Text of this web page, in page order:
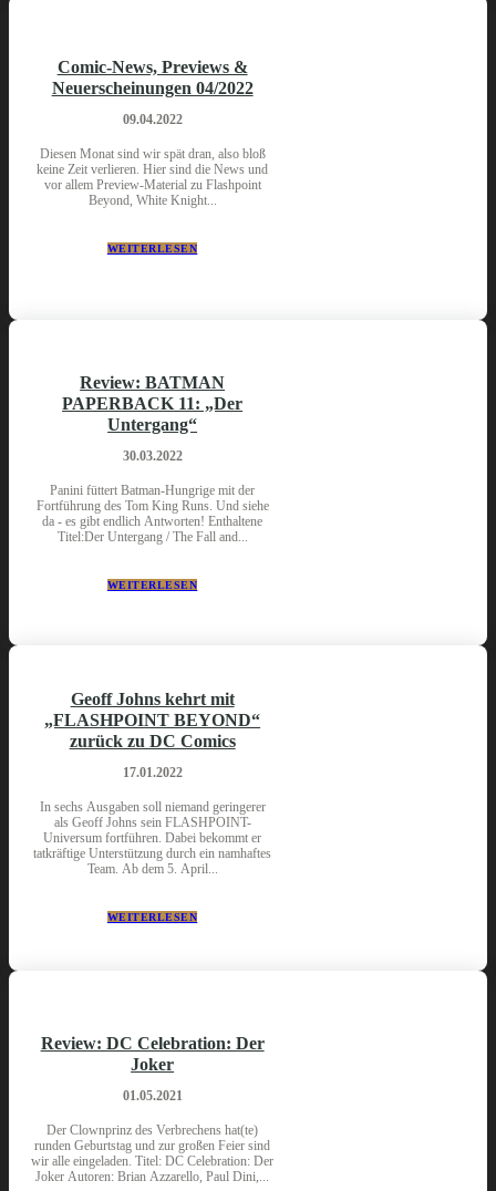
Comic-News, Previews &
Neuerscheinungen 04/2022
09.04.2022
Diesen Monat sind wir spät dran, also bloß
keine Zeit verlieren. Hier sind die News und
vor allem Preview-Material zu Flashpoint
Beyond, White Knight...
WEITERLESEN
Review: BATMAN
PAPERBACK 11: „Der
Untergang“
30.03.2022
Panini füttert Batman-Hungrige mit der
Fortführung des Tom King Runs. Und siehe
da - es gibt endlich Antworten! Enthaltene
Titel:Der Untergang / The Fall and...
WEITERLESEN
Geoff Johns kehrt mit
„FLASHPOINT BEYOND“
zurück zu DC Comics
17.01.2022
In sechs Ausgaben soll niemand geringerer
als Geoff Johns sein FLASHPOINT-
Universum fortführen. Dabei bekommt er
tatkräftige Unterstützung durch ein namhaftes
Team. Ab dem 5. April...
WEITERLESEN
Review: DC Celebration: Der
Joker
01.05.2021
Der Clownprinz des Verbrechens hat(te)
runden Geburtstag und zur großen Feier sind
wir alle eingeladen. Titel: DC Celebration: Der
Joker Autoren: Brian Azzarello, Paul Dini,...